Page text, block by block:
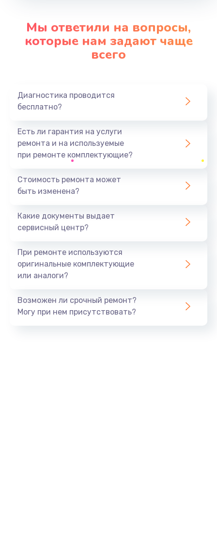
Замена разъема SIM-карты
от 550 руб.
Заказать
от 500 руб.
от 400 руб.
Замена аккумулятора
Заказать
Прошивка смартфона
от 650 руб.
Мы ответили на вопросы,
которые нам задают чаще
всего
Диагностика проводится
бесплатно?
Есть ли гарантия на услуги
ремонта и на используемые
при ремонте комплектующие?
Стоимость ремонта может
быть изменена?
Какие документы выдает
сервисный центр?
При ремонте используются
оригинальные комплектующие
или аналоги?
Возможен ли срочный ремонт?
Могу при нем присутствовать?